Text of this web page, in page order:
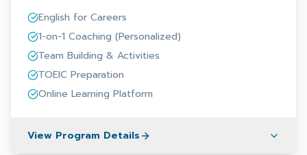
English for Careers
1-on-1 Coaching (Personalized)
Team Building & Activities
TOEIC Preparation
Online Learning Platform
View Program Details